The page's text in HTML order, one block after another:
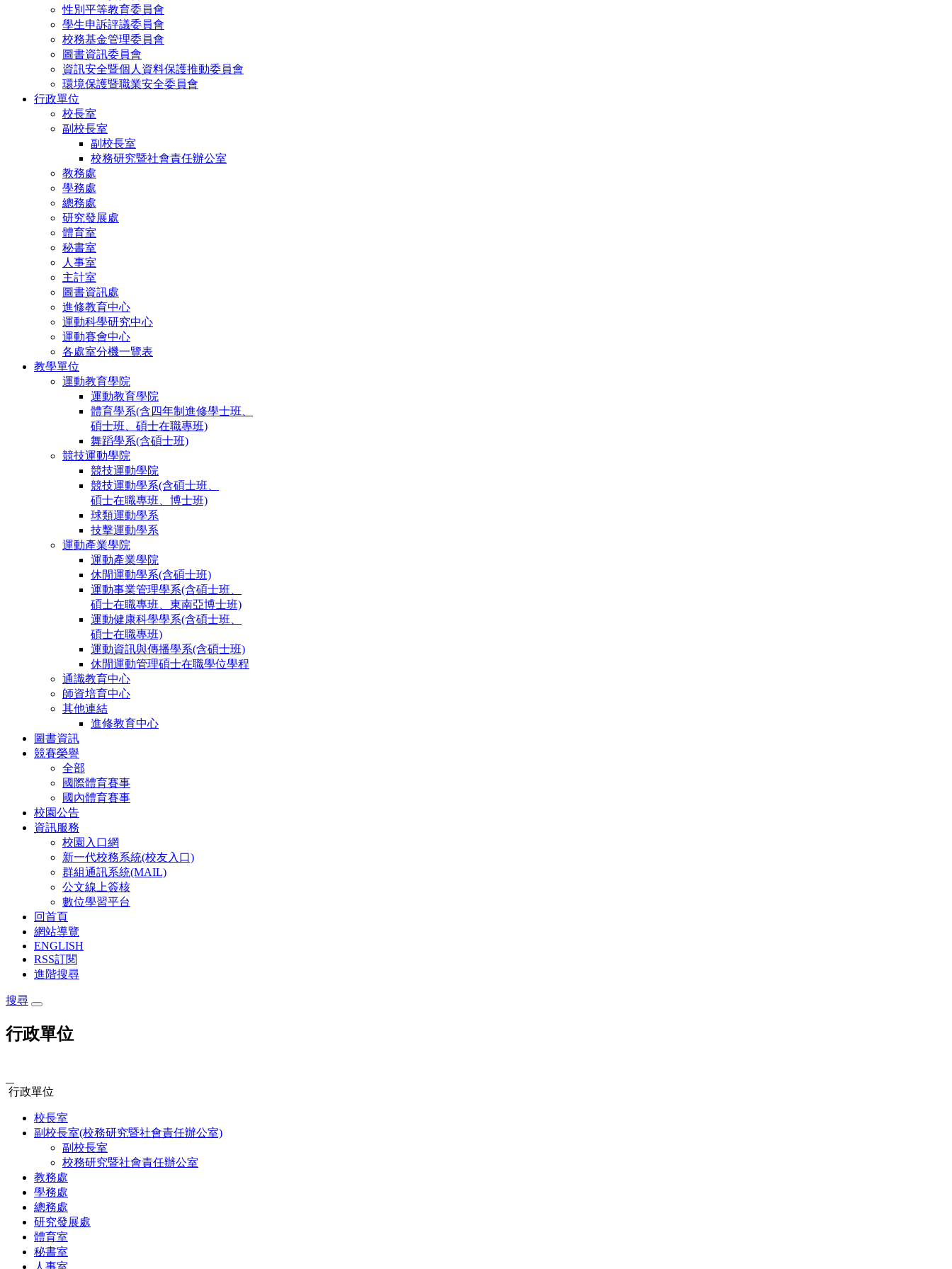
性別平等教育委員會
學生申訴評議委員會
校務基金管理委員會
圖書資訊委員會
資訊安全暨個人資料保護推動委員會
環境保護暨職業安全委員會
行政單位
校長室
副校長室
副校長室
校務研究暨社會責任辦公室
教務處
學務處
總務處
研究發展處
體育室
秘書室
人事室
主計室
圖書資訊處
進修教育中心
運動科學研究中心
運動賽會中心
各處室分機一覽表
教學單位
運動教育學院
運動教育學院
體育學系(含四年制進修學士班、
碩士班、碩士在職專班)
舞蹈學系(含碩士班)
競技運動學院
競技運動學院
競技運動學系(含碩士班、
碩士在職專班、博士班)
球類運動學系
技擊運動學系
運動產業學院
運動產業學院
休閒運動學系(含碩士班)
運動事業管理學系(含碩士班、
碩士在職專班、東南亞博士班)
運動健康科學學系(含碩士班、
碩士在職專班)
運動資訊與傳播學系(含碩士班)
休閒運動管理碩士在職學位學程
通識教育中心
師資培育中心
其他連結
進修教育中心
圖書資訊
競賽榮譽
全部
國際體育賽事
國內體育賽事
校園公告
資訊服務
校園入口網
新一代校務系統(校友入口)
群組通訊系統(MAIL)
公文線上簽核
數位學習平台
回首頁
網站導覽
ENGLISH
RSS訂閱
進階搜尋
搜尋
行政單位
行政單位
校長室
副校長室(校務研究暨社會責任辦公室)
副校長室
校務研究暨社會責任辦公室
教務處
學務處
總務處
研究發展處
體育室
秘書室
人事室